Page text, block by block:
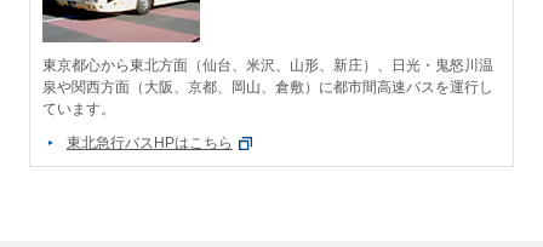
東京都心から東北方面（仙台、米沢、山形、新庄）、日光・鬼怒川温
泉や関西方面（大阪、京都、岡山、倉敷）に都市間高速バスを運行し
ています。
東北急行バスHPはこちら